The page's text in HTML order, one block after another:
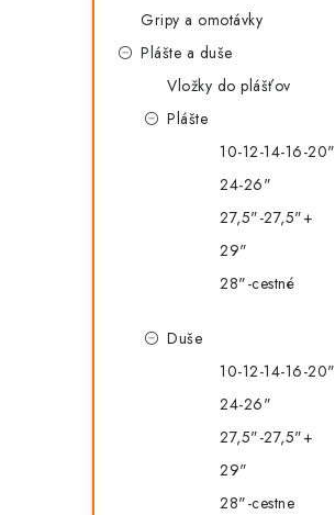
Gripy a omotávky
Plášte a duše
Vložky do plášťov
Plášte
10-12-14-16-20"
24-26"
27,5"-27,5"+
29"
28"-cestné
Duše
10-12-14-16-20"
24-26"
27,5"-27,5"+
29"
28"-cestne